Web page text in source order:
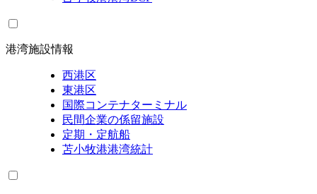
港湾施設情報
西港区
東港区
国際コンテナターミナル
民間企業の係留施設
定期・定航船
苫小牧港港湾統計